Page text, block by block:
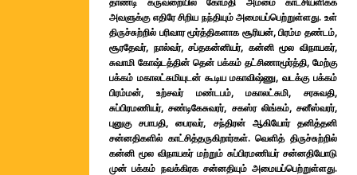
அவளுக்கு எதிரே சிறிய நந்தியும் அமையப்பெற்றுள்ளது. உள்
திருச்சுற்றில் பரிவார மூர்த்திகளாக சூரியன், பிரம்ம தண்டம்,
சூரதேவர், நால்வர், சப்தகன்னியர், கன்னி மூல விநாயகர்,
சுவாமி கோஷ்டத்தின் தென் பக்கம் தட்சிணாமூர்த்தி, மேற்கு
பக்கம் மகாலட்சுமியுடன் கூடிய மகாவிஷ்ணு, வடக்கு பக்கம்
பிரம்மன், உற்சவர் மண்டபம், மகாலட்சுமி, சரசுவதி,
சுப்பிரமணியர், சண்டிகேசுவரர், சகஸ்ர லிங்கம், சனீஸ்வரர்,
புனுகு சபாபதி, பைரவர், சந்திரன் ஆகியோர் தனித்தனி
சன்னதிகளில் காட்சித்தருகிறார்கள். வெளித் திருச்சுற்றில்
கன்னி மூல விநாயகர் மற்றும் சுப்பிரமணியர் சன்னதியோடு
முன் பக்கம் நவக்கிரக சன்னதியும் அமையப்பெற்றுள்ளது.